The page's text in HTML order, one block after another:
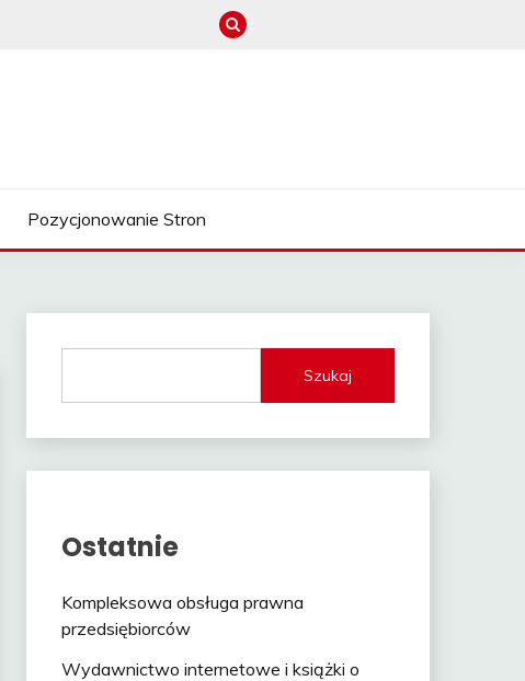
Pozycjonowanie Stron
Szukaj
Ostatnie
Kompleksowa obsługa prawna
przedsiębiorców
Wydawnictwo internetowe i książki o